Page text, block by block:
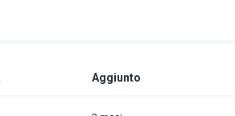
Aggiunto